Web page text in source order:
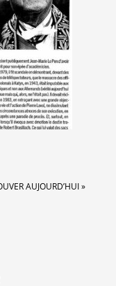
AUJOURD’HUI »